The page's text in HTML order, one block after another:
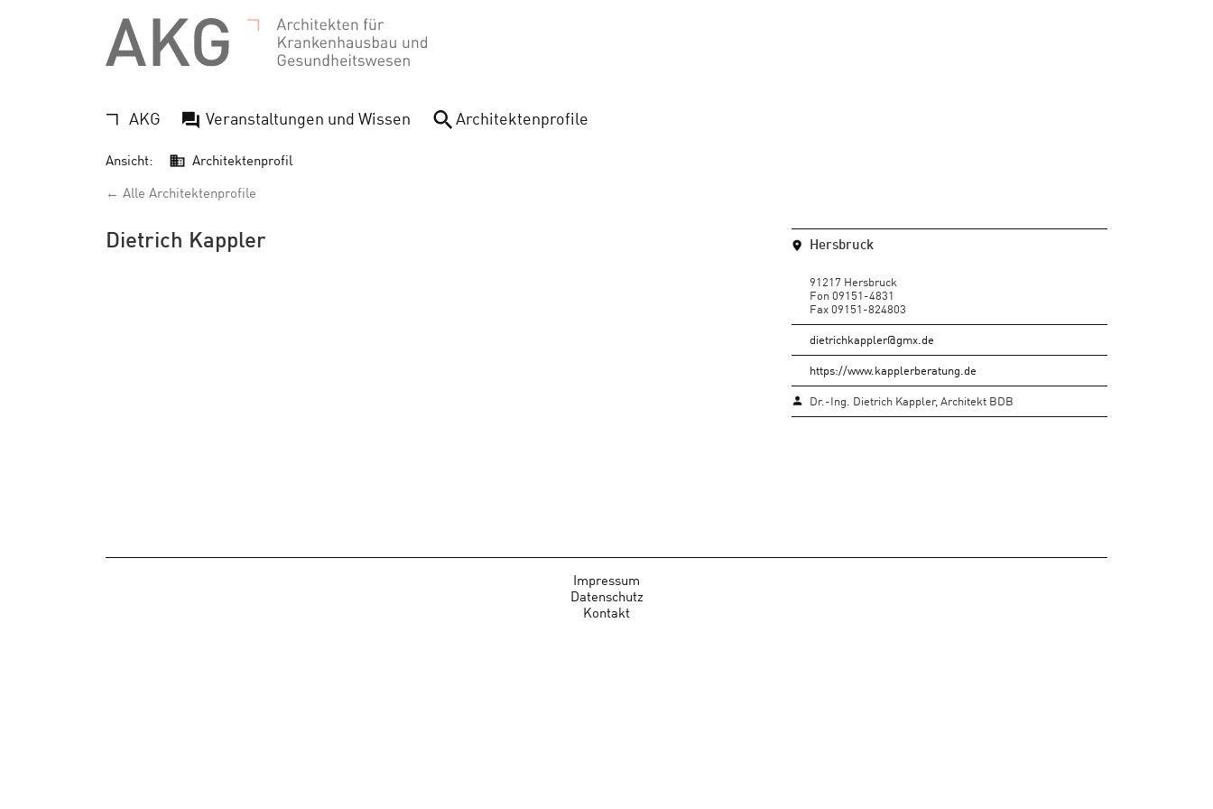
AKG Veranstaltungen und Wissen Architektenprofile
Ansicht:
Architektenprofil
← Alle Architektenprofile
Dietrich Kappler Hersbruck
91217 Hersbruck
Fon 09151-4831
Fax 09151-824803
dietrichkappler@gmx.de
https://www.kapplerberatung.de
Dr.-Ing. Dietrich Kappler, Architekt BDB
Impressum
Datenschutz
Kontakt